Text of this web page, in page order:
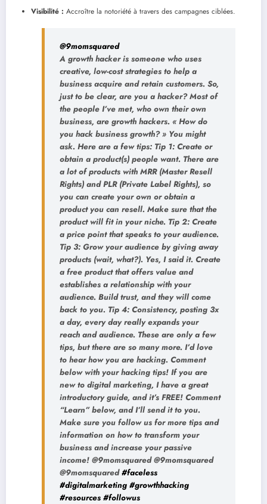
Visibilité : Accroître la notoriété à travers des campagnes ciblées.
@9momsquared
A growth hacker is someone who uses
creative, low-cost strategies to help a
business acquire and retain customers. So,
just to be clear, are you a hacker? Most of
the people I’ve met, who own their own
business, are growth hackers. « How do
you hack business growth? » You might
ask. Here are a few tips: Tip 1: Create or
obtain a product(s) people want. There are
a lot of products with MRR (Master Resell
Rights) and PLR (Private Label Rights), so
you can create your own or obtain a
product you can resell. Make sure that the
product will fit in your niche. Tip 2: Create
a price point that speaks to your audience.
Tip 3: Grow your audience by giving away
products (wait, what?). Yes, I said it. Create
a free product that offers value and
establishes a relationship with your
audience. Build trust, and they will come
back to you. Tip 4: Consistency, posting 3x
a day, every day really expands your
reach and audience. These are only a few
tips, but there are so many more. I’d love
to hear how you are hacking. Comment
below with your hacking tips! If you are
new to digital marketing, I have a great
introductory guide, and it’s FREE! Comment
“Learn” below, and I’ll send it to you.
Make sure you follow us for more tips and
information on how to transform your
business and increase your passive
income! @9momsquared @9momsquared
@9momsquared#faceless
#digitalmarketing #growthhacking
#resources #followus